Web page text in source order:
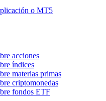
o MT5
acciones
índices
materias primas
criptomonedas
fondos ETF